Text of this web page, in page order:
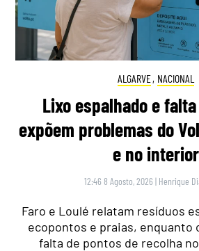
ALGARVE, NACIONAL
Lixo espalhado e
expõem problemas do
e no interior
12:46 8 Agosto, 2026 | Henrique
Faro e Loulé relatam resíduos
ecopontos e praias, enquanto
falta de pontos de recolha